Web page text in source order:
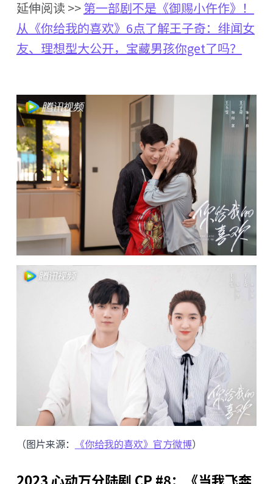
延伸阅读 >>第一部剧不是《御赐小仵作》！
从《你给我的喜欢》6点了解王子奇：绯闻女
友、理想型大公开，宝藏男孩你get了吗？
（图片来源： 《你给我的喜欢》官方微博）
2023 心动万分陆剧 CP #8：《当我飞奔